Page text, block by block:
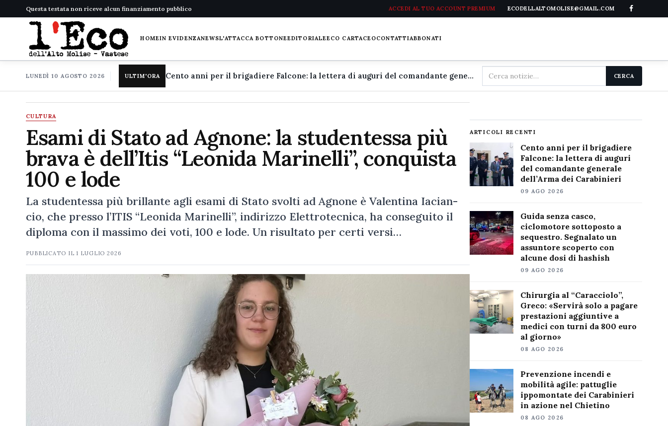
Questa testata non riceve alcun finanziamento pubblico ACCEDI AL TUO ACCOUNT PREMIUM ECODELLALTOMOLISE@GMAIL.COM
HOMEIN EVIDENZANEWSL'ATTACCA BOTTONEEDITORIALEECO CARTACEOCONTATTIABBONATI
LUNEDÌ 10 AGOSTO 2026 ULTIM'ORA Cento anni per il brigadiere Falcone: la lettera di auguri del comandante generale dell'Arma dei Carabinieri
Cerca
nel
CERCA
CULTURA
Esami di Stato ad Agnone: la studentessa più
brava è dell’Itis “Leonida Marinelli”, conquista
100 e lode
La studentessa più brillante agli esami di Stato svolti ad Agnone è Valentina Iacian­
cio, che presso l’ITIS “Leonida Marinelli”, indirizzo Elettrotecnica, ha conseguito il
diploma con il massimo dei voti, 100 e lode. Un risultato per certi versi…
PUBBLICATO IL1 LUGLIO 2026
ARTICOLI RECENTI
Cento anni per il brigadiere
Falcone: la lettera di auguri
del comandante generale
dell’Arma dei Carabinieri
09 AGO 2026
Guida senza casco,
ciclomotore sottoposto a
sequestro. Segnalato un
assuntore scoperto con
alcune dosi di hashish
09 AGO 2026
Chirurgia al “Caracciolo”,
Greco: «Servirà solo a pagare
prestazioni aggiuntive a
medici con turni da 800 euro
al giorno»
08 AGO 2026
Prevenzione incendi e
mobilità agile: pattuglie
ippomontate dei Carabinieri
in azione nel Chietino
08 AGO 2026